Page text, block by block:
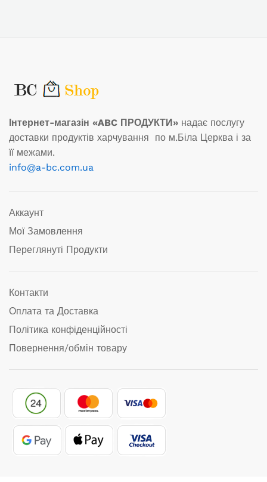
Інтернет-магазін «ABC ПРОДУКТИ» надає послугу
доставки продуктів харчування по м.Біла Церква і за
її межами.
info@a-bc.com.ua
Аккаунт
Мої Замовлення
Переглянуті Продукти
Контакти
Оплата та Доставка
Політика конфіденційності
Повернення/обмін товару